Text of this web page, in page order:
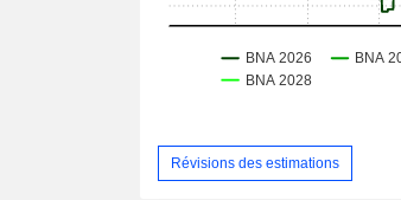
Révisions des estimations